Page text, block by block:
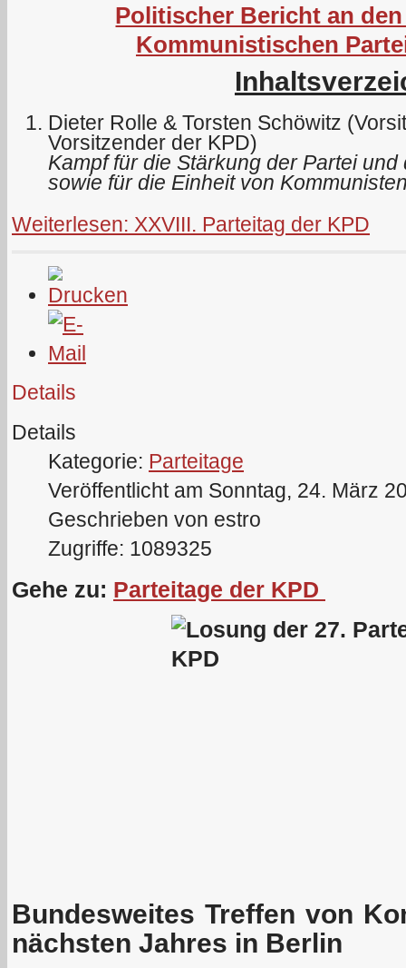
Politischer Bericht an
Kommunistischen
Dieter Rolle & Torsten Schöwitz
Vorsitzender der KPD)
Kampf für die Stärkung der Partei
sowie für die Einheit von
Weiterlesen: XXVIII. Parteitag der KPD
Details
Details
Kategorie: Parteitage
Veröffentlicht am Sonntag, 24. März
Geschrieben von estro
Zugriffe: 1089325
Gehe zu: Parteitage der KPD
Bundesweites Treffen von
nächsten Jahres in Berlin